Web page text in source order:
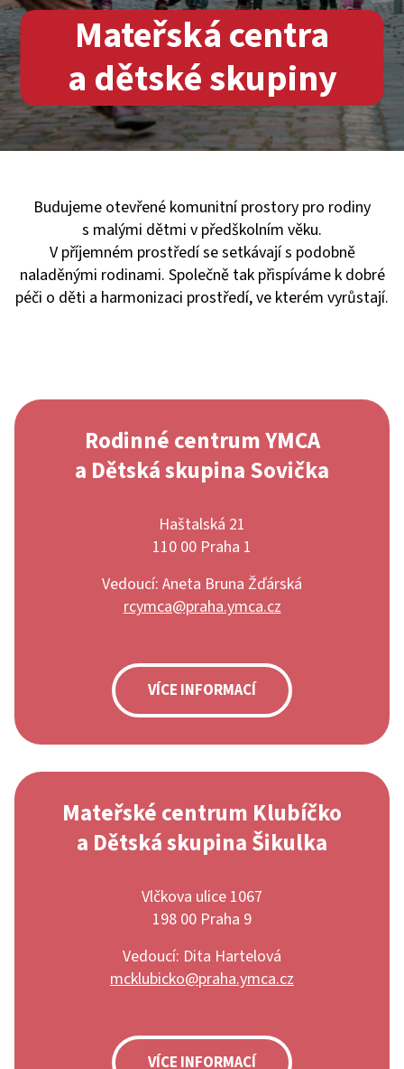
Mateřská centra
a dětské skupiny
Budujeme otevřené komunitní prostory pro rodiny
s malými dětmi v předškolním věku.
V příjemném prostředí se setkávají s podobně
naladěnými rodinami. Společně tak přispíváme k dobré
péči o děti a harmonizaci prostředí, ve kterém vyrůstají.
Rodinné centrum YMCA
a Dětská skupina Sovička
Haštalská 21
110 00 Praha 1
Vedoucí: Aneta Bruna Žďárská
rcymca@praha.ymca.cz
VÍCE INFORMACÍ
Mateřské centrum Klubíčko
a Dětská skupina Šikulka
Vlčkova ulice 1067
198 00 Praha 9
Vedoucí: Dita Hartelová
mcklubicko@praha.ymca.cz
VÍCE INFORMACÍ